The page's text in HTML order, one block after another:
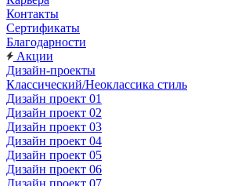
Контакты
Сертификаты
Благодарности
Акции
Дизайн-проекты
Классический/Неоклассика стиль
Дизайн проект 01
Дизайн проект 02
Дизайн проект 03
Дизайн проект 04
Дизайн проект 05
Дизайн проект 06
Дизайн проект 07